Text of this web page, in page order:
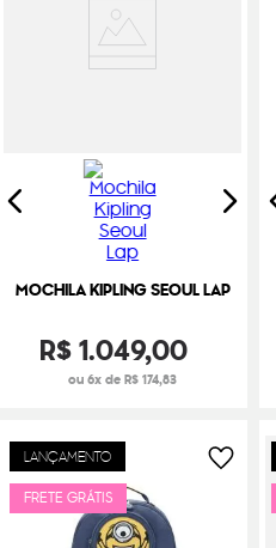
MOCHILA KIPLING SEOUL LAP
R$1.049,00
ou 6x de R$ 174,83
LANÇAMENTO
FRETE GRÁTIS